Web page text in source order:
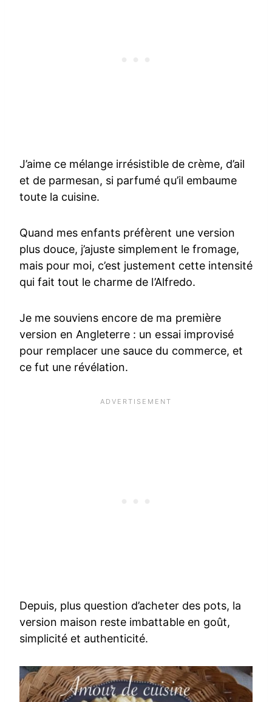
J’aime ce mélange irrésistible de crème, d’ail
et de parmesan, si parfumé qu’il embaume
toute la cuisine.
Quand mes enfants préfèrent une version
plus douce, j’ajuste simplement le fromage,
mais pour moi, c’est justement cette intensité
qui fait tout le charme de l’Alfredo.
Je me souviens encore de ma première
version en Angleterre : un essai improvisé
pour remplacer une sauce du commerce, et
ce fut une révélation.
Depuis, plus question d’acheter des pots, la
version maison reste imbattable en goût,
simplicité et authenticité.